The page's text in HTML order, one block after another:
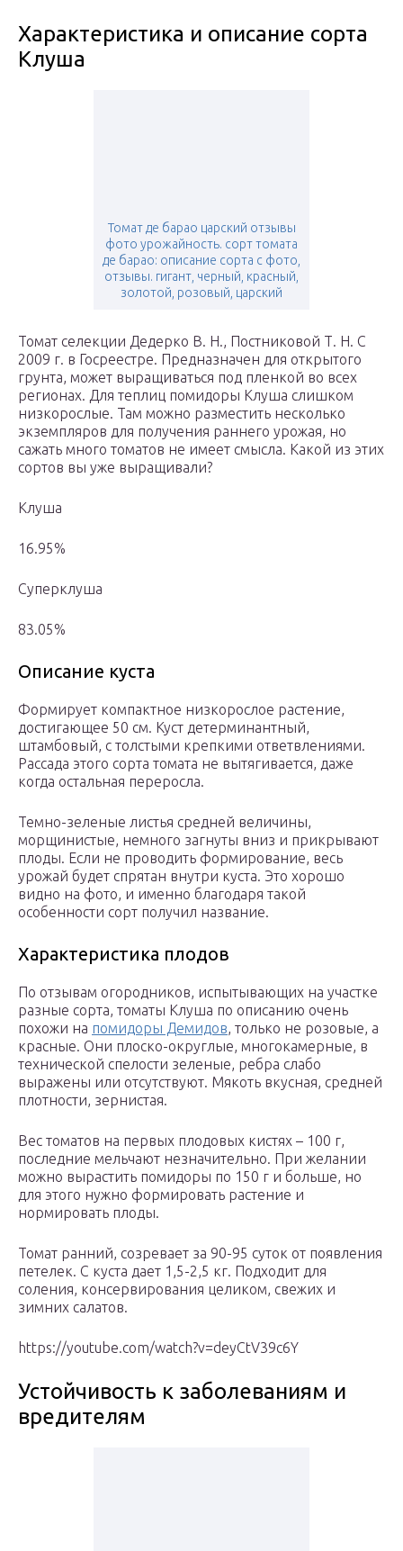
Характеристика и описание сорта
Клуша
Томат де барао царский отзывы
фото урожайность. сорт томата
де барао: описание сорта с фото,
отзывы. гигант, черный, красный,
золотой, розовый, царский
Томат селекции Дедерко В. Н., Постниковой Т. Н. С
2009 г. в Госреестре. Предназначен для открытого
грунта, может выращиваться под пленкой во всех
регионах. Для теплиц помидоры Клуша слишком
низкорослые. Там можно разместить несколько
экземпляров для получения раннего урожая, но
сажать много томатов не имеет смысла. Какой из этих
сортов вы уже выращивали?
Клуша
16.95%
Суперклуша
83.05%
Описание куста
Формирует компактное низкорослое растение,
достигающее 50 см. Куст детерминантный,
штамбовый, с толстыми крепкими ответвлениями.
Рассада этого сорта томата не вытягивается, даже
когда остальная переросла.
Темно-зеленые листья средней величины,
морщинистые, немного загнуты вниз и прикрывают
плоды. Если не проводить формирование, весь
урожай будет спрятан внутри куста. Это хорошо
видно на фото, и именно благодаря такой
особенности сорт получил название.
Характеристика плодов
По отзывам огородников, испытывающих на участке
разные сорта, томаты Клуша по описанию очень
похожи на помидоры Демидов, только не розовые, а
красные. Они плоско-округлые, многокамерные, в
технической спелости зеленые, ребра слабо
выражены или отсутствуют. Мякоть вкусная, средней
плотности, зернистая.
Вес томатов на первых плодовых кистях – 100 г,
последние мельчают незначительно. При желании
можно вырастить помидоры по 150 г и больше, но
для этого нужно формировать растение и
нормировать плоды.
Томат ранний, созревает за 90-95 суток от появления
петелек. С куста дает 1,5-2,5 кг. Подходит для
соления, консервирования целиком, свежих и
зимних салатов.
https://youtube.com/watch?v=deyCtV39c6Y
Устойчивость к заболеваниям и
вредителям